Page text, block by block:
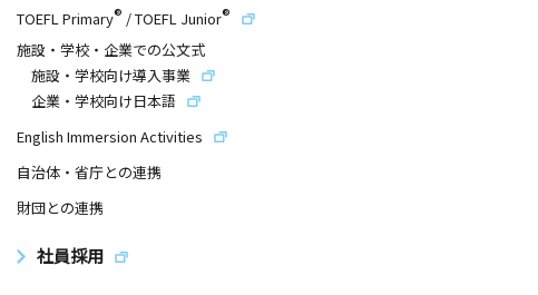
TOEFL Primary® /TOEFL Junior®
施設・学校・企業での公文式
施設・学校向け導入事業
企業・学校向け日本語
English Immersion Activities
自治体・省庁との連携
財団との連携
社員採用